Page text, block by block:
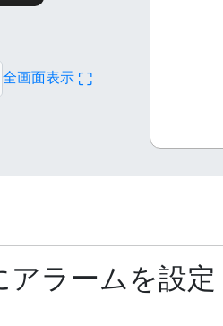
全画面表示 ⛶
ラームを設定